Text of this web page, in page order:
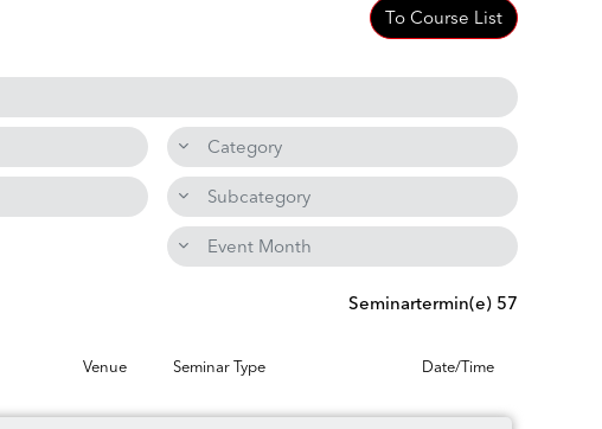
To Course List
Category
Subcategory
Event Month
57 Seminartermin(e)
Date/Time
Seminar Type
Venue